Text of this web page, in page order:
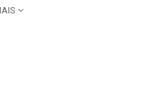
4900.C34.PQ